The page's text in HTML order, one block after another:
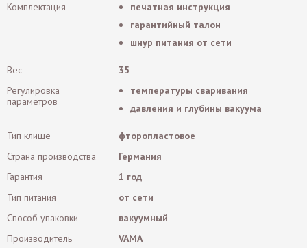
Комплектация
печатная инструкция
гарантийный талон
шнур питания от сети
Вес
35
Регулировка
параметров
температуры сваривания
давления и глубины вакуума
Тип клише
фторопластовое
Страна производства
Германия
Гарантия
1 год
Тип питания
от сети
Способ упаковки
вакуумный
Производитель
VAMA